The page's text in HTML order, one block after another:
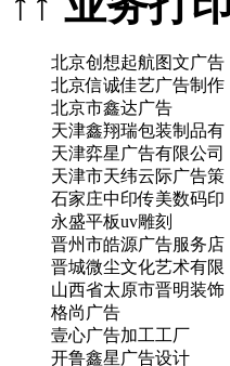
北京创想起航图文广告
北京信诚佳艺广告制作
北京市鑫达广告
天津鑫翔瑞包装制品有
天津弈星广告有限公司
天津市天纬云际广告策
石家庄中印传美数码印
永盛平板uv雕刻
晋州市皓源广告服务店
晋城微尘文化艺术有限
山西省太原市晋明装饰
格尚广告
壹心广告加工工厂
开鲁鑫星广告设计